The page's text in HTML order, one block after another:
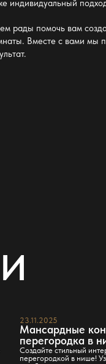
индивидуальный
рады помочь вам
. Вместе с вами мы
23.11.2025
Мансардные
перегородка в
Создайте стильный
перегородкой в нише!